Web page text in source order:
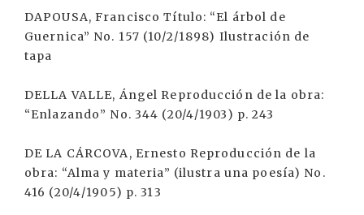
DAPOUSA, Francisco Título: “El árbol de
Guernica” No. 157 (10/2/1898) Ilustración de
tapa
DELLA VALLE, Ángel Reproducción de la obra:
“Enlazando” No. 344 (20/4/1903) p. 243
DE LA CÁRCOVA, Ernesto Reproducción de la
obra: “Alma y materia” (ilustra una poesía) No.
416 (20/4/1905) p. 313